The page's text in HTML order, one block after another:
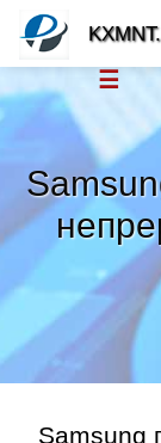
Samsung
☰
Новости
Тренды
»
Правила »